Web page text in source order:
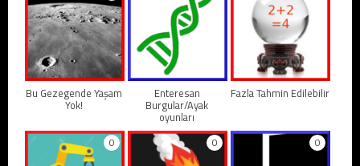
Bu Gezegende Yaşam
Yok!
Enteresan
Burgular/Ayak
oyunları
Fazla Tahmin Edilebilir
0 0 0